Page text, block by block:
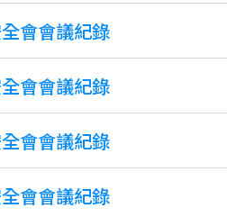
會會議紀錄
會會議紀錄
會會議紀錄
會會議紀錄